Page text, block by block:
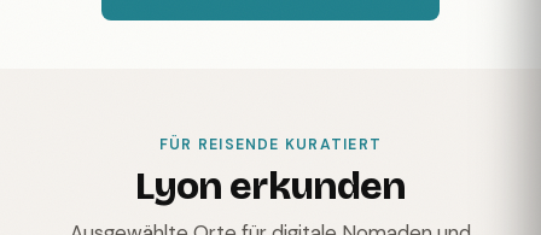
FÜR REISENDE KURATIERT
Lyon erkunden